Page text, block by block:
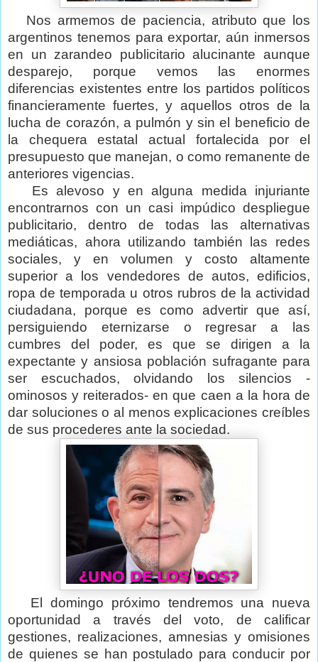
Nos armemos de paciencia, atributo que los
argentinos tenemos para exportar, aún inmersos
en un zarandeo publicitario alucinante aunque
desparejo, porque vemos las enormes
diferencias existentes entre los partidos políticos
financieramente fuertes, y aquellos otros de la
lucha de corazón, a pulmón y sin el beneficio de
la chequera estatal actual fortalecida por el
presupuesto que manejan, o como remanente de
anteriores vigencias.
Es alevoso y en alguna medida injuriante
encontrarnos con un casi impúdico despliegue
publicitario, dentro de todas las alternativas
mediáticas, ahora utilizando también las redes
sociales, y en volumen y costo altamente
superior a los vendedores de autos, edificios,
ropa de temporada u otros rubros de la actividad
ciudadana, porque es como advertir que así,
persiguiendo eternizarse o regresar a las
cumbres del poder, es que se dirigen a la
expectante y ansiosa población sufragante para
ser escuchados, olvidando los silencios -
ominosos y reiterados- en que caen a la hora de
dar soluciones o al menos explicaciones creíbles
de sus procederes ante la sociedad.
El domingo próximo tendremos una nueva
oportunidad a través del voto, de calificar
gestiones, realizaciones, amnesias y omisiones
de quienes se han postulado para conducir por